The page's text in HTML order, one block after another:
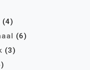
(4)
(6)
(3)